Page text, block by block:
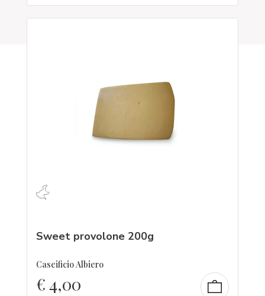
Sweet provolone 200g
Caseificio Albiero
€4,00